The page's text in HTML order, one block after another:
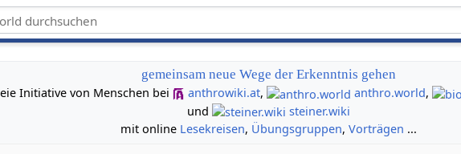
gemeinsam neue Wege der Erkenntnis gehen
Initiative von Menschen bei
anthrowiki.at, anthro.world,
und
steiner.wiki
mit online Lesekreisen, Übungsgruppen,Vorträgen ...